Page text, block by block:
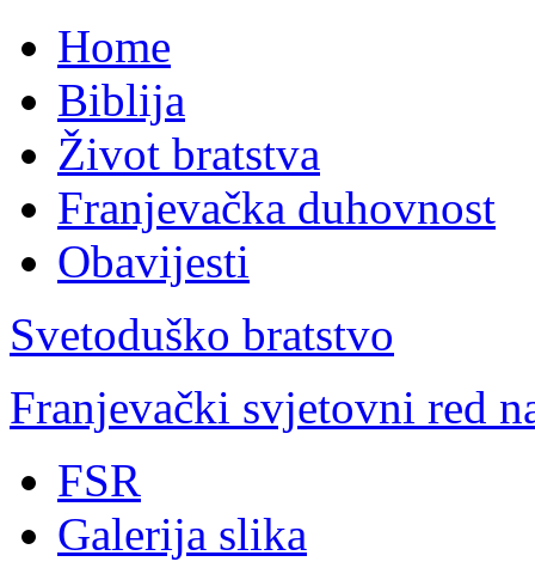
Home
Biblija
Život bratstva
Franjevačka duhovnost
Obavijesti
Svetoduško bratstvo
Franjevački svjetovni red
FSR
Galerija slika